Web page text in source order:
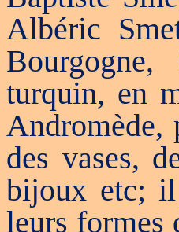
Albéric
turquin, en
Andromède,
des vases,
bijoux etc; il
leurs formes